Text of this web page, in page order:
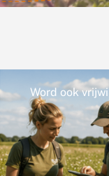
Meer over